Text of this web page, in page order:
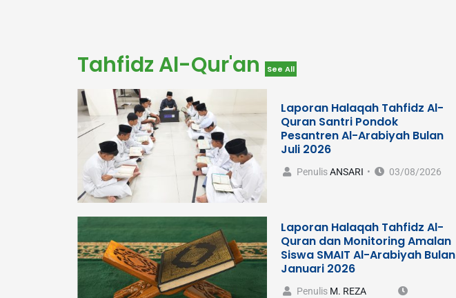
Tahfidz Al-Qur'an See All
Laporan Halaqah Tahfidz Al-
Quran Santri Pondok
Pesantren Al-Arabiyah Bulan
Juli 2026
PenulisANSARI 03/08/2026
Laporan Halaqah Tahfidz Al-
Quran dan Monitoring Amalan
Siswa SMAIT Al-Arabiyah Bulan
Januari 2026
Penulis M. REZA